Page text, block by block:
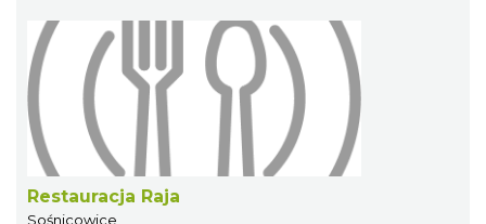
Restauracja Raja
Sośnicowice